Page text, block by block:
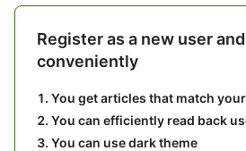
Register as a new user
conveniently
You get articles that match
You can efficiently read back
You can use dark theme